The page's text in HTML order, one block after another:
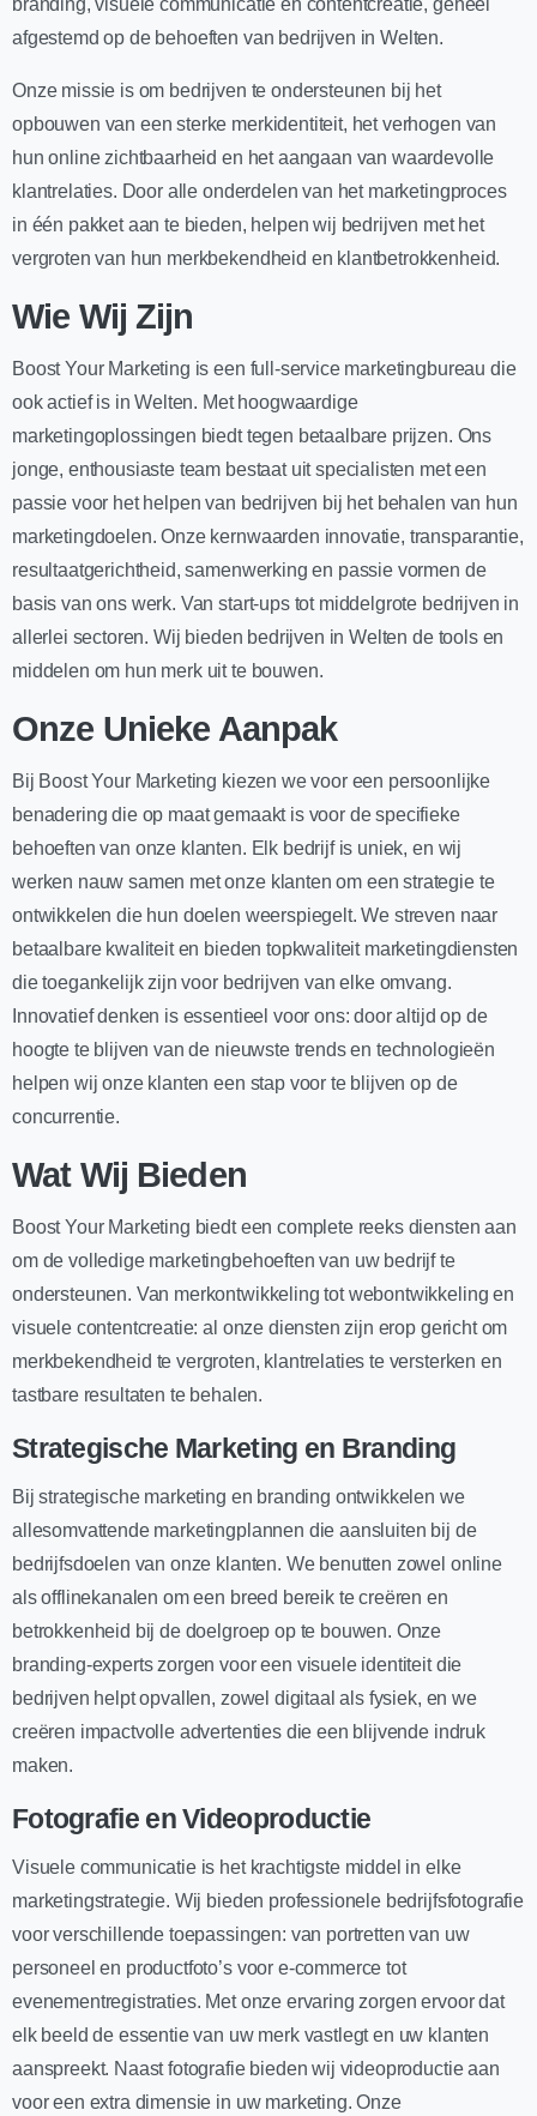
afgestemd op de behoeften van bedrijven in Welten.
Onze missie is om bedrijven te ondersteunen bij het
opbouwen van een sterke merkidentiteit, het verhogen van
hun online zichtbaarheid en het aangaan van waardevolle
klantrelaties. Door alle onderdelen van het marketingproces
in één pakket aan te bieden, helpen wij bedrijven met het
vergroten van hun merkbekendheid en klantbetrokkenheid.
Wie Wij Zijn
Boost Your Marketing is een full-service marketingbureau die
ook actief is in Welten. Met hoogwaardige
marketingoplossingen biedt tegen betaalbare prijzen. Ons
jonge, enthousiaste team bestaat uit specialisten met een
passie voor het helpen van bedrijven bij het behalen van hun
marketingdoelen. Onze kernwaarden innovatie, transparantie,
resultaatgerichtheid, samenwerking en passie vormen de
basis van ons werk. Van start-ups tot middelgrote bedrijven in
allerlei sectoren. Wij bieden bedrijven in Welten de tools en
middelen om hun merk uit te bouwen.
Onze Unieke Aanpak
Bij Boost Your Marketing kiezen we voor een persoonlijke
benadering die op maat gemaakt is voor de specifieke
behoeften van onze klanten. Elk bedrijf is uniek, en wij
werken nauw samen met onze klanten om een strategie te
ontwikkelen die hun doelen weerspiegelt. We streven naar
betaalbare kwaliteit en bieden topkwaliteit marketingdiensten
die toegankelijk zijn voor bedrijven van elke omvang.
Innovatief denken is essentieel voor ons: door altijd op de
hoogte te blijven van de nieuwste trends en technologieën
helpen wij onze klanten een stap voor te blijven op de
concurrentie.
Wat Wij Bieden
Boost Your Marketing biedt een complete reeks diensten aan
om de volledige marketingbehoeften van uw bedrijf te
ondersteunen. Van merkontwikkeling tot webontwikkeling en
visuele contentcreatie: al onze diensten zijn erop gericht om
merkbekendheid te vergroten, klantrelaties te versterken en
tastbare resultaten te behalen.
Strategische Marketing en Branding
Bij strategische marketing en branding ontwikkelen we
allesomvattende marketingplannen die aansluiten bij de
bedrijfsdoelen van onze klanten. We benutten zowel online
als offlinekanalen om een breed bereik te creëren en
betrokkenheid bij de doelgroep op te bouwen. Onze
branding-experts zorgen voor een visuele identiteit die
bedrijven helpt opvallen, zowel digitaal als fysiek, en we
creëren impactvolle advertenties die een blijvende indruk
maken.
Fotografie en Videoproductie
Visuele communicatie is het krachtigste middel in elke
marketingstrategie. Wij bieden professionele bedrijfsfotografie
voor verschillende toepassingen: van portretten van uw
personeel en productfoto’s voor e-commerce tot
evenementregistraties. Met onze ervaring zorgen ervoor dat
elk beeld de essentie van uw merk vastlegt en uw klanten
aanspreekt. Naast fotografie bieden wij videoproductie aan
voor een extra dimensie in uw marketing. Onze